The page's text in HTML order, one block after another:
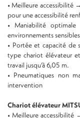
• Meilleure accessibilité
pour une accessibilité
• Maniabilité
environnements
• Portée et capacité de
type chariot élévateur
travail jusqu’à 6,05 m.
• Pneumatiques non
intervention
Chariot élévateur
• Meilleure